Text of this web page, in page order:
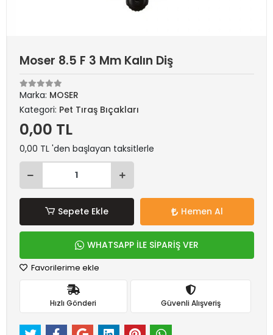
Moser 8.5 F 3 Mm Kalın Diş
Marka: MOSER
Kategori: Pet Tıraş Bıçakları
0,00 TL
0,00 TL 'den başlayan taksitlerle
Sepete Ekle Hemen Al
WHATSAPP İLE SİPARİŞ VER
Favorilerime ekle
Hızlı Gönderi Güvenli Alışveriş